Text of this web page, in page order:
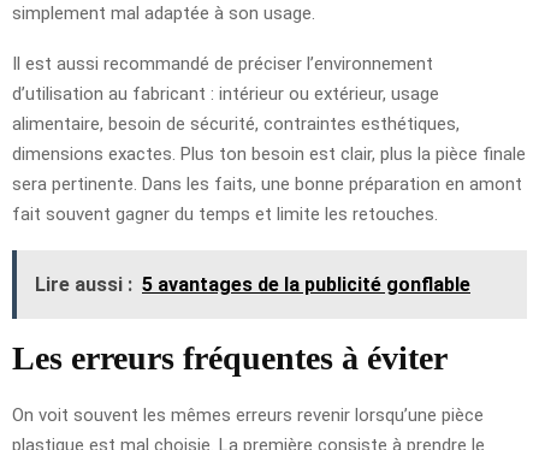
simplement mal adaptée à son usage.
Il est aussi recommandé de préciser l’environnement
d’utilisation au fabricant : intérieur ou extérieur, usage
alimentaire, besoin de sécurité, contraintes esthétiques,
dimensions exactes. Plus ton besoin est clair, plus la pièce finale
sera pertinente. Dans les faits, une bonne préparation en amont
fait souvent gagner du temps et limite les retouches.
Lire aussi : 5 avantages de la publicité gonflable
Les erreurs fréquentes à éviter
On voit souvent les mêmes erreurs revenir lorsqu’une pièce
plastique est mal choisie. La première consiste à prendre le